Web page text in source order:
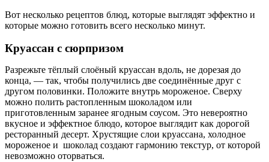
Вот несколько рецептов блюд, которые выглядят эффектно и
которые можно готовить всего несколько минут.
Круассан с сюрпризом
Разрежьте тёплый слоёный круассан вдоль, не дорезая до
конца, — так, чтобы получились две соединённые друг с
другом половинки. Положите внутрь мороженое. Сверху
можно полить растопленным шоколадом или
приготовленным заранее ягодным соусом. Это невероятно
вкусное и эффектное блюдо, которое выглядит как дорогой
ресторанный десерт. Хрустящие слои круассана, холодное
мороженое и шоколад создают гармонию текстур, от которой
невозможно оторваться.